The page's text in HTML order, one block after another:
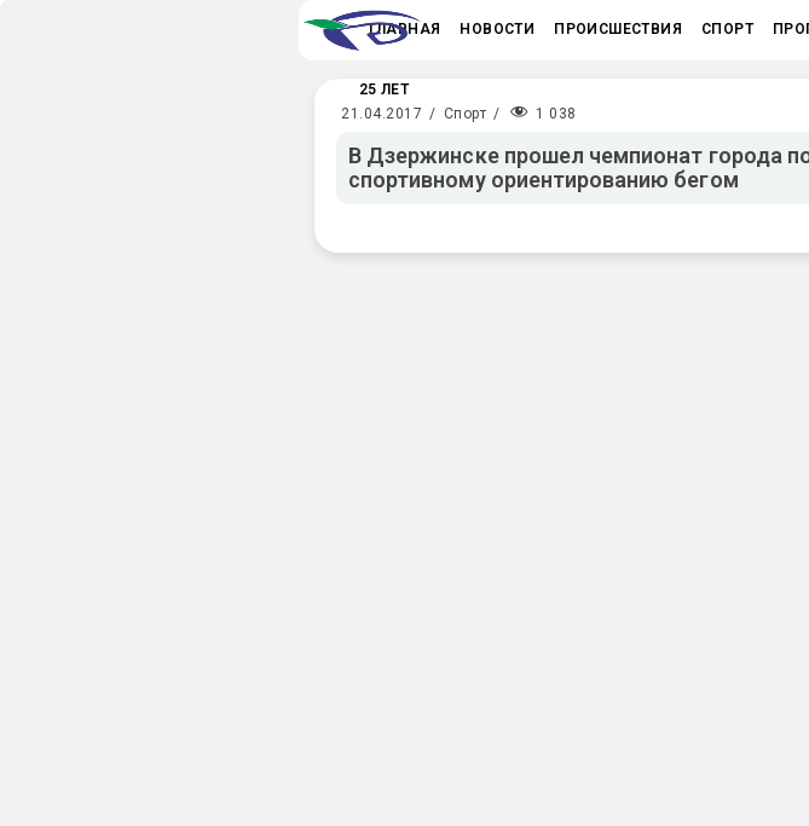
ГЛАВНАЯ НОВОСТИ ПРОИСШЕСТВИЯ СПОРТ
25 ЛЕТ
21.04.2017 / Спорт / 1 038
В Дзержинске прошел чемпионат города
спортивному ориентированию бегом